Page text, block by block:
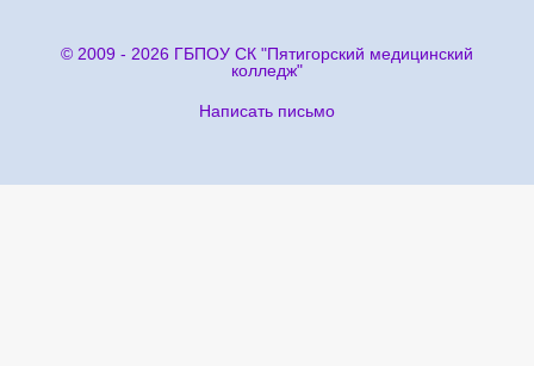
© 2009 - 2026 ГБПОУ СК "Пятигорский медицинский
колледж"
Написать письмо